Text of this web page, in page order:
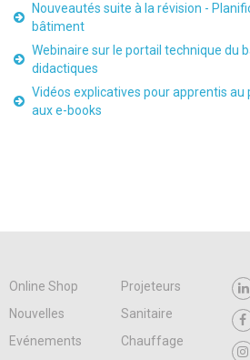
Nouveautés suite à la révision -
bâtiment
Webinaire sur le portail technique du
didactiques
Vidéos explicatives pour apprentis au
aux e-books
Online Shop
Projeteurs
Nouvelles
Sanitaire
Evénements
Chauffage